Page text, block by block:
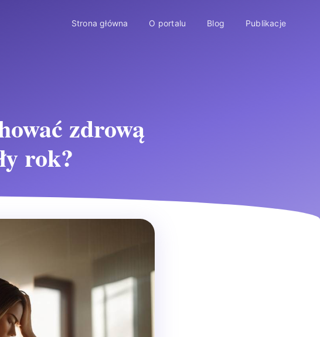
Strona główna O portalu Blog Publikacje
zdrową
rok?